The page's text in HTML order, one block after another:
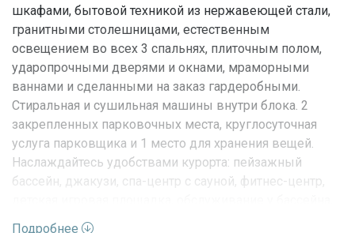
шкафами, бытовой техникой из нержавеющей стали,
гранитными столешницами, естественным
освещением во всех 3 спальнях, плиточным полом,
ударопрочными дверями и окнами, мраморными
ваннами и сделанными на заказ гардеробными.
Стиральная и сушильная машины внутри блока. 2
закрепленных парковочных места, круглосуточная
услуга парковщика и 1 место для хранения вещей.
Наслаждайтесь удобствами курорта: пейзажный
бассейн, джакузи, спа-центр с сауной, фитнес-центр,
площадка для барбекю, бильярдная. Школы А+ в этом
Подробнее